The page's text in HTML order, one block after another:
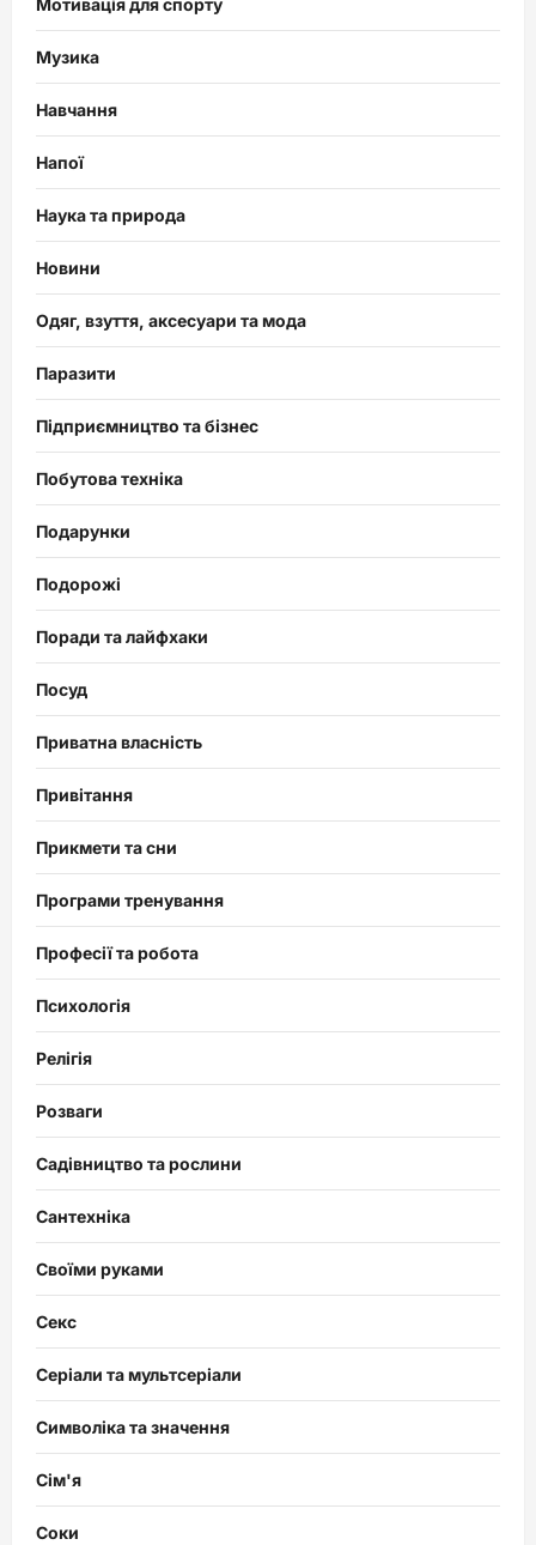
Мотивація для спорту
Музика
Навчання
Напої
Наука та природа
Новини
Одяг, взуття, аксесуари та мода
Паразити
Підприємництво та бізнес
Побутова техніка
Подарунки
Подорожі
Поради та лайфхаки
Посуд
Приватна власність
Привітання
Прикмети та сни
Програми тренування
Професії та робота
Психологія
Релігія
Розваги
Садівництво та рослини
Сантехніка
Своїми руками
Секс
Серіали та мультсеріали
Символіка та значення
Сім'я
Соки